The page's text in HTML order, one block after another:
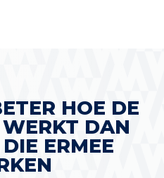
HOE DE
DAN
ERMEE